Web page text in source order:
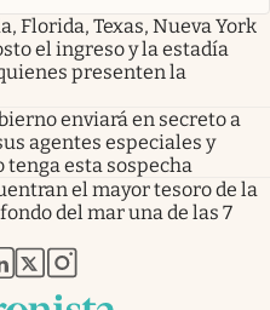
Florida, Texas, Nueva York
el ingreso y la estadía
presenten la
enviará en secreto a
agentes especiales y
tenga esta sospecha
el mayor tesoro de la
del mar una de las 7
nueva pestaña
en nueva pestaña
abre en nueva pestaña
abre en nueva pestaña
abre en nueva pestaña